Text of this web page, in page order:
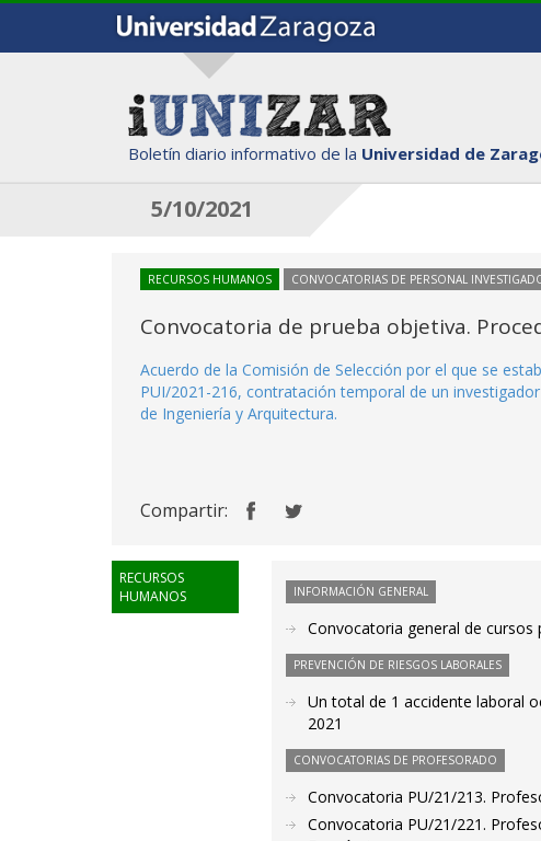
Boletín diario informativo de la Universidad de
5/10/2021
RECURSOS HUMANOS CONVOCATORIAS DE PERSONAL
Convocatoria de prueba objetiva.
Acuerdo de la Comisión de Selección por el que se
PUI/2021-216, contratación temporal de un
de Ingeniería y Arquitectura.
Compartir:
RECURSOS
HUMANOS
INFORMACIÓN GENERAL
Convocatoria general de cursos
PREVENCIÓN DE RIESGOS LABORALES
Un total de 1 accidente laboral
2021
CONVOCATORIAS DE PROFESORADO
Convocatoria PU/21/213.
Convocatoria PU/21/221.